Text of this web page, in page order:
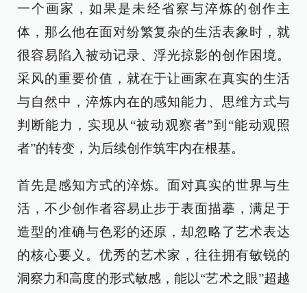
一个画家，如果是未经省察与淬炼的创作主
体，那么他在面对纷繁复杂的生活表象时，就
很容易陷入被动记录、浮光掠影的创作困境。
采风的重要价值，就在于让画家在真实的生活
与自然中，淬炼内在的感知能力、思维方式与
判断能力，实现从“被动观察者”到“能动观照
者”的转变，为后续创作筑牢内在根基。
首先是感知方式的淬炼。面对真实的世界与生
活，不少创作者容易止步于表面描摹，满足于
造型的准确与色彩的还原，却忽略了艺术表达
的核心要义。优秀的艺术家，往往拥有敏锐的
洞察力和高度的形式敏感，能以“艺术之眼”超越